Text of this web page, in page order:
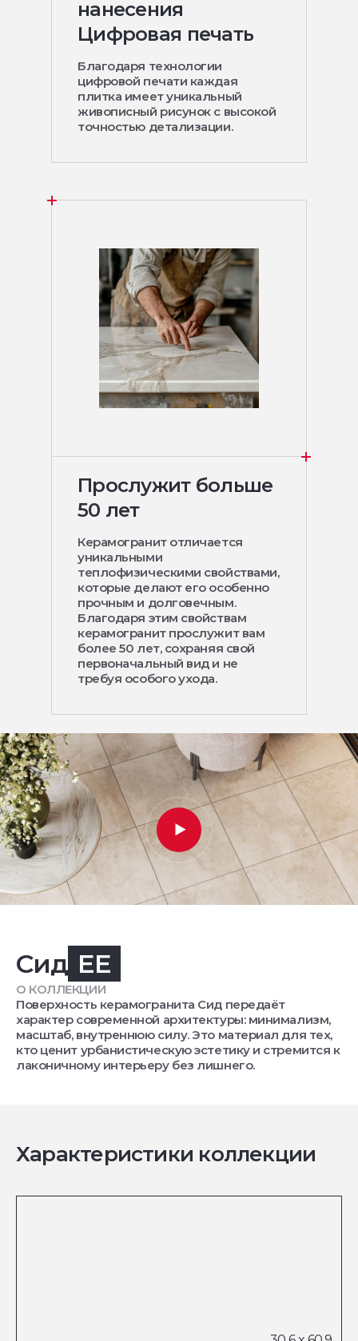
нанесения
Цифровая печать
Благодаря технологии
цифровой печати каждая
плитка имеет уникальный
живописный рисунок с высокой
точностью детализации.
Прослужит больше
50 лет
Керамогранит отличается
уникальными
теплофизическими свойствами,
которые делают его особенно
прочным и долговечным.
Благодаря этим свойствам
керамогранит прослужит вам
более 50 лет, сохраняя свой
первоначальный вид и не
требуя особого ухода.
Сид EE
О КОЛЛЕКЦИИ
Поверхность керамогранита Сид передаёт
характер современной архитектуры: минимализм,
масштаб, внутреннюю силу. Это материал для тех,
кто ценит урбанистическую эстетику и стремится к
лаконичному интерьеру без лишнего.
Характеристики коллекции